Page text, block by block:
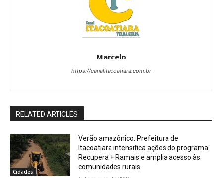
Marcelo
https://canalitacoatiara.com.br
RELATED ARTICLES
Cidades
Verão amazônico: Prefeitura de
Itacoatiara intensifica ações do programa
Recupera + Ramais e amplia acesso às
comunidades rurais